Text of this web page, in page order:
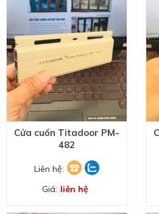
Cửa cuốn Titadoor PM-
482
Liên hệ:
Giá: liên hệ
ĐĂNG KÝ